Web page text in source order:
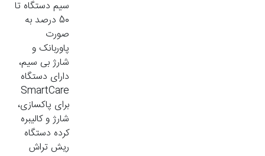
سیم دستگاه تا
50 درصد به
صورت
پاوربانک و
شارژ بی سیم،
دارای دستگاه
SmartCare
برای پاکسازی،
شارژ و کالیبره
کرده دستگاه
ریش تراش